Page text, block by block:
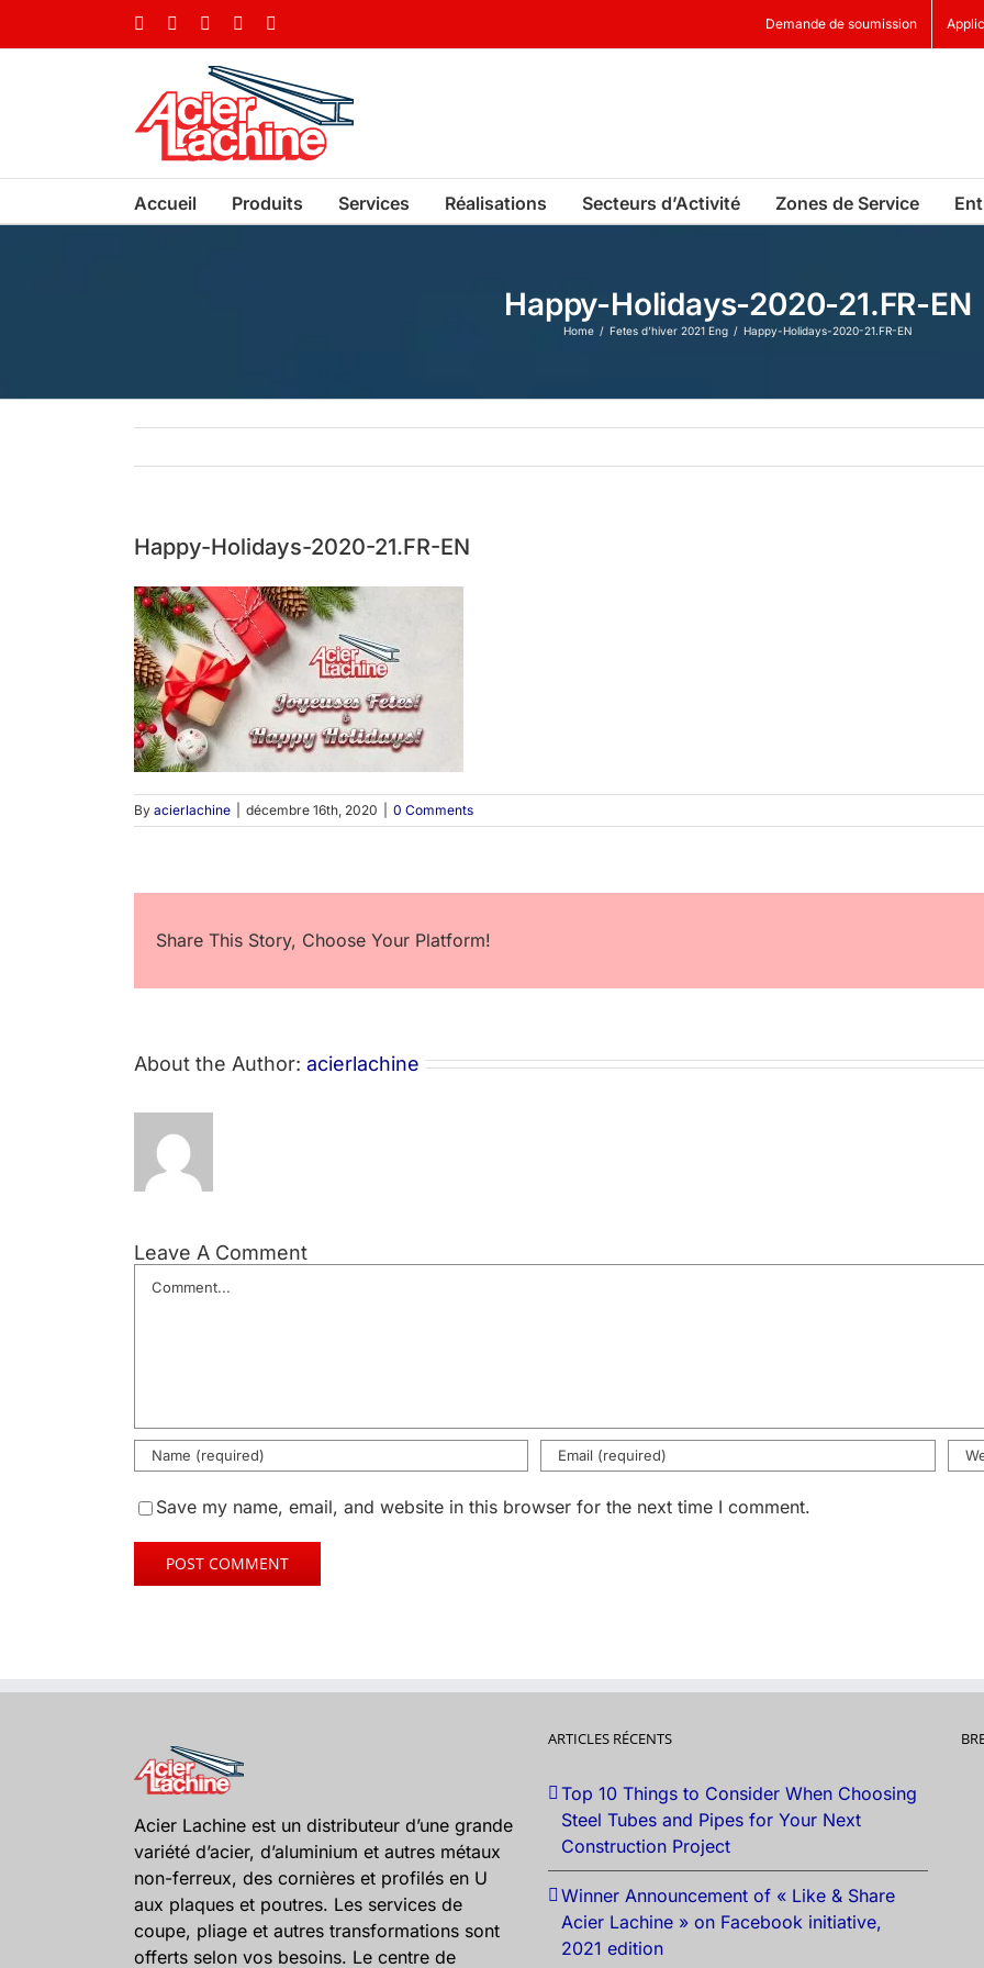
FacebookLinkedIn YouTube Demande de soumission
Accueil Produits Services Réalisations Secteurs d’Activité Zones de Service
Happy-Holidays-2020-21.FR-EN
Home Fetes d’hiver 2021 Eng Happy-Holidays-2020-21.FR-EN
Happy-Holidays-2020-21.FR-EN
By acierlachine décembre 16th, 2020 0 Comments
Share This Story, Choose Your Platform!
About the Author: acierlachine
Leave A Comment
Save my name, email, and website in this browser for the next time I comment.
Acier Lachine est un distributeur d’une grande
variété d’acier, d’aluminium et autres métaux
non-ferreux, des cornières et profilés en U
aux plaques et poutres. Les services de
coupe, pliage et autres transformations sont
offerts selon vos besoins. Le centre de
ARTICLES RÉCENTS
Top 10 Things to Consider When Choosing
Steel Tubes and Pipes for Your Next
Construction Project
Winner Announcement of « Like & Share
Acier Lachine » on Facebook initiative,
2021 edition